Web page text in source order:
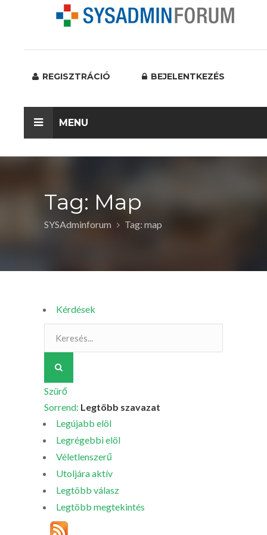
REGISZTRÁCIÓ BEJELENTKEZÉS
MENU
Tag: Map
SYSAdminforum Tag: map
Kérdések
Szürő
Sorrend: Legtöbb szavazat
Legújabb elöl
Legrégebbi elöl
Véletlenszerű
Utoljára aktív
Legtöbb válasz
Legtöbb megtekintés